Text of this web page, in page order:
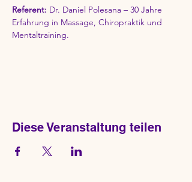
Referent: Dr. Daniel Polesana – 30 Jahre
Erfahrung in Massage, Chiropraktik und
Mentaltraining.
Diese Veranstaltung teilen